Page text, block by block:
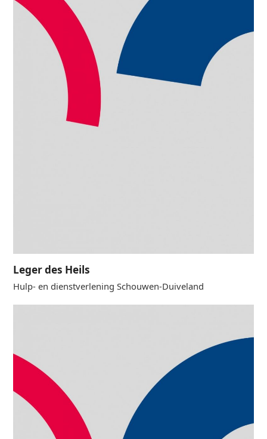
Leger des Heils
Hulp- en dienstverlening Schouwen-Duiveland